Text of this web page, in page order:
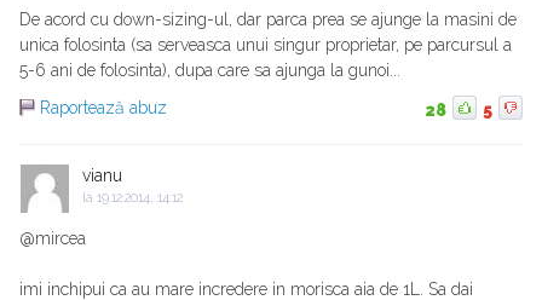
De acord cu down-sizing-ul, dar parca prea se ajunge la masini de
unica folosinta (sa serveasca unui singur proprietar, pe parcursul a
5-6 ani de folosinta), dupa care sa ajunga la gunoi...
Raportează abuz
28 5
vianu
la 19.12.2014, 14:12
@mircea
imi inchipui ca au mare incredere in morisca aia de 1L. Sa dai